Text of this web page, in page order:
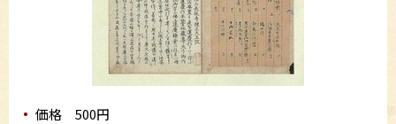
価格 500円